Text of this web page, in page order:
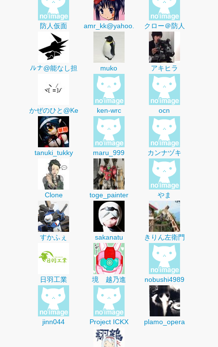
防人仮面 amr_kk@yahoo. クロー＠防人
ﾉﾚナ@能なし担 muko アキヒラ
かぜのひと@Ke ken-wrc ocn
tanuki_tukky maru_999 カンナヅキ
Clone toge_painter やま
すかふぇ sakanatu きりん左衛門
日羽工業 境 越乃進 nobushi4989
jinn044 Project ICKX plamo_opera